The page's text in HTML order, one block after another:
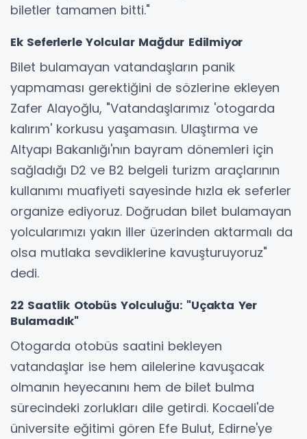
biletler tamamen bitti."
Ek Seferlerle Yolcular Mağdur Edilmiyor
Bilet bulamayan vatandaşların panik
yapmaması gerektiğini de sözlerine ekleyen
Zafer Alayoğlu, "Vatandaşlarımız 'otogarda
kalırım' korkusu yaşamasın. Ulaştırma ve
Altyapı Bakanlığı'nın bayram dönemleri için
sağladığı D2 ve B2 belgeli turizm araçlarının
kullanımı muafiyeti sayesinde hızla ek seferler
organize ediyoruz. Doğrudan bilet bulamayan
yolcularımızı yakın iller üzerinden aktarmalı da
olsa mutlaka sevdiklerine kavuşturuyoruz"
dedi.
22 Saatlik Otobüs Yolculuğu: "Uçakta Yer
Bulamadık"
Otogarda otobüs saatini bekleyen
vatandaşlar ise hem ailelerine kavuşacak
olmanın heyecanını hem de bilet bulma
sürecindeki zorlukları dile getirdi. Kocaeli'de
üniversite eğitimi gören Efe Bulut, Edirne'ye